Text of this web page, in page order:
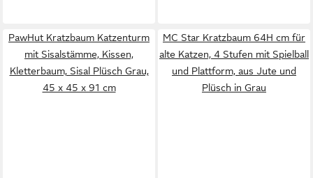
PawHut Kratzbaum Katzenturm
mit Sisalstämme, Kissen,
Kletterbaum, Sisal Plüsch Grau,
45 x 45 x 91 cm
MC Star Kratzbaum 64H cm für
alte Katzen, 4 Stufen mit Spielball
und Plattform, aus Jute und
Plüsch in Grau